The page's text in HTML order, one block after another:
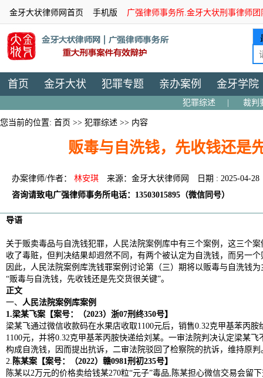
金牙大状律师网首页 手机版 广强律师事务所.金牙大状刑事律师
首页 金牙大状 犯罪专题 亲办案例 金牙学院
犯罪综述 裁判
您当前的位置: 首页 >> 犯罪综述 >> 内容
贩毒与自洗钱，先收钱还是
办案律师/作者： 林安琪 来源：金牙大状律师网
日期 : 2025-04-28
咨询请致电广强律师事务所电话：13503015895（微信同号）
导语
关于贩卖毒品与自洗钱犯罪，人民法院案例库中有三个案例，这三个
收了毒赃，但判决结果却迥然不同，有两个被认定为自洗钱，而另一
因此，人民法院案例库洗钱罪案例讨论第（三）期将以贩毒与自洗钱
“贩毒与自洗钱，先收钱还是先交货很关键”。
正文
一、 人民法院案例库案例
1.梁某飞案 【案号：（2023）浙07刑终350号】
梁某飞通过微信收款码在水果店收取1100元后，销售0.32克甲基苯丙
1100元，并将0.32克甲基苯丙胺快递给刘某。一审法院判决认定梁某
构成自洗钱，因而提出抗诉，二审法院驳回了检察院的抗诉，维持原判
2. 陈某案【案号： （2022）赣0981刑初235号】
陈某以2万元的价格卖给钱某270粒“元子”毒品,陈某担心微信交易会留